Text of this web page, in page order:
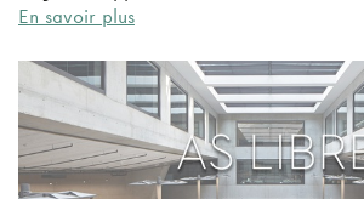
En savoir plus